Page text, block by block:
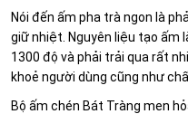
Nói đến ấm pha trà ngon là
giữ nhiệt. Nguyên liệu tạo ấm
1300 độ và phải trải qua rất
khoẻ người dùng cũng như
Bộ ấm chén Bát Tràng men